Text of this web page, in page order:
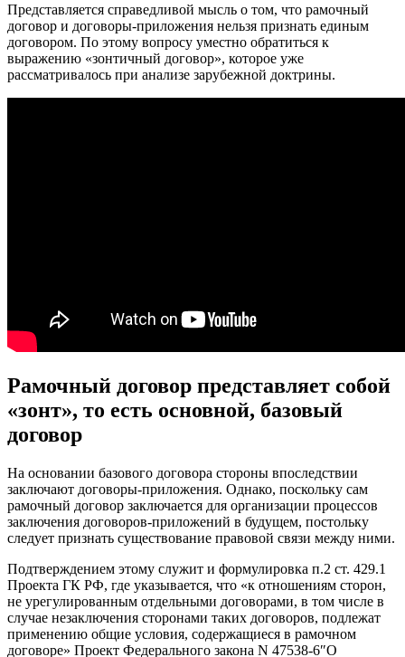
Представляется справедливой мысль о том, что рамочный
договор и договоры-приложения нельзя признать единым
договором. По этому вопросу уместно обратиться к
выражению «зонтичный договор», которое уже
рассматривалось при анализе зарубежной доктрины.
Рамочный договор представляет собой
«зонт», то есть основной, базовый
договор
На основании базового договора стороны впоследствии
заключают договоры-приложения. Однако, поскольку сам
рамочный договор заключается для организации процессов
заключения договоров-приложений в будущем, постольку
следует признать существование правовой связи между ними.
Подтверждением этому служит и формулировка п.2 ст. 429.1
Проекта ГК РФ, где указывается, что «к отношениям сторон,
не урегулированным отдельными договорами, в том числе в
случае незаключения сторонами таких договоров, подлежат
применению общие условия, содержащиеся в рамочном
договоре» Проект Федерального закона N 47538-6″О